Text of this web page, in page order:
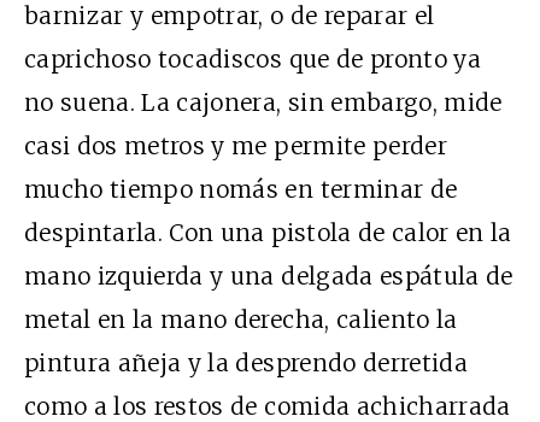
barnizar y empotrar, o de reparar el
caprichoso tocadiscos que de pronto ya
no suena. La cajonera, sin embargo, mide
casi dos metros y me permite perder
mucho tiempo nomás en terminar de
despintarla. Con una pistola de calor en la
mano izquierda y una delgada espátula de
metal en la mano derecha, caliento la
pintura añeja y la desprendo derretida
como a los restos de comida achicharrada